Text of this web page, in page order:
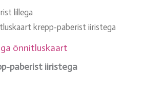
lillega
krepp-paberist iiristega
õnnitluskaart
paberist iiristega